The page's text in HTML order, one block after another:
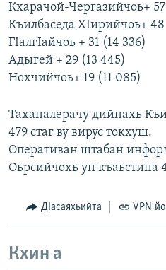
Кхарачой-Чергазийчоь+ 57
Къилбаседа ХIирийчоь+ 48
ГIалгIайчоь + 31 (14 336)
Адыгей + 29 (13 445)
Нохчийчоь+ 19 (11 085)
Таханалерачу дийнахь
479 стаг ву вирус токхуш.
Оперативан штабан
Оьрсийчохь ун къаьстина
ДIасаяхьийта VPN
Кхин а